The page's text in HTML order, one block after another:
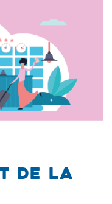
de la